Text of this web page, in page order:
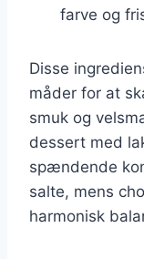
farve og
Disse
måder for at
smuk og
dessert med
spændende
salte, mens
harmonisk